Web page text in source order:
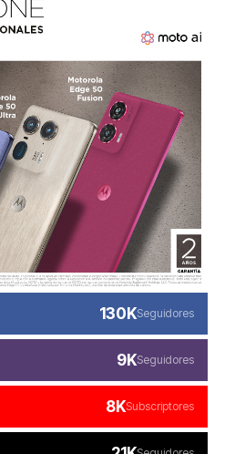
130KSeguidores
9KSeguidores
8KSubscriptores